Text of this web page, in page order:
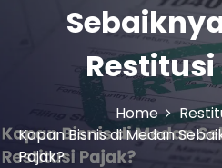
Home
Kapan Bisnis di Medan
Pajak?